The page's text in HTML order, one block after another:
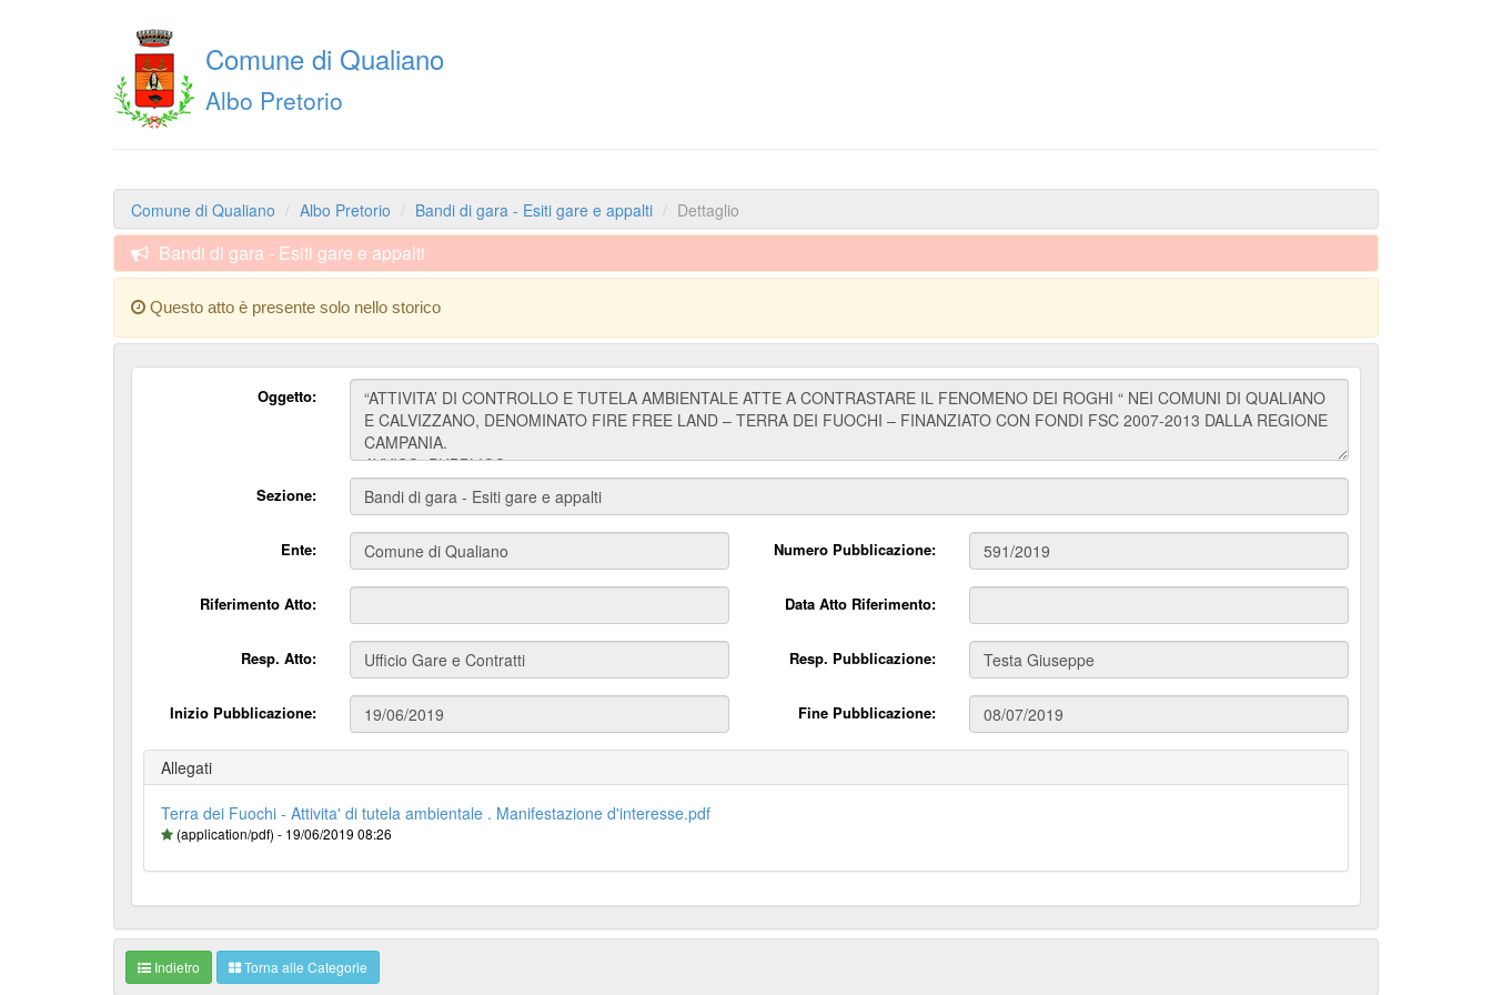
Comune di Qualiano
Albo Pretorio
Comune di Qualiano Albo Pretorio Bandi di gara - Esiti gare e appalti Dettaglio
Bandi di gara - Esiti gare e appalti
Questo atto è presente solo nello storico
Oggetto:
Sezione:
Ente: Numero Pubblicazione:
Riferimento Atto: Data Atto Riferimento:
Resp. Atto: Resp. Pubblicazione:
Inizio Pubblicazione: Fine Pubblicazione:
Allegati
Terra dei Fuochi - Attivita' di tutela ambientale . Manifestazione d'interesse.pdf
(application/pdf) - 19/06/2019 08:26
Indietro Torna alle Categorie